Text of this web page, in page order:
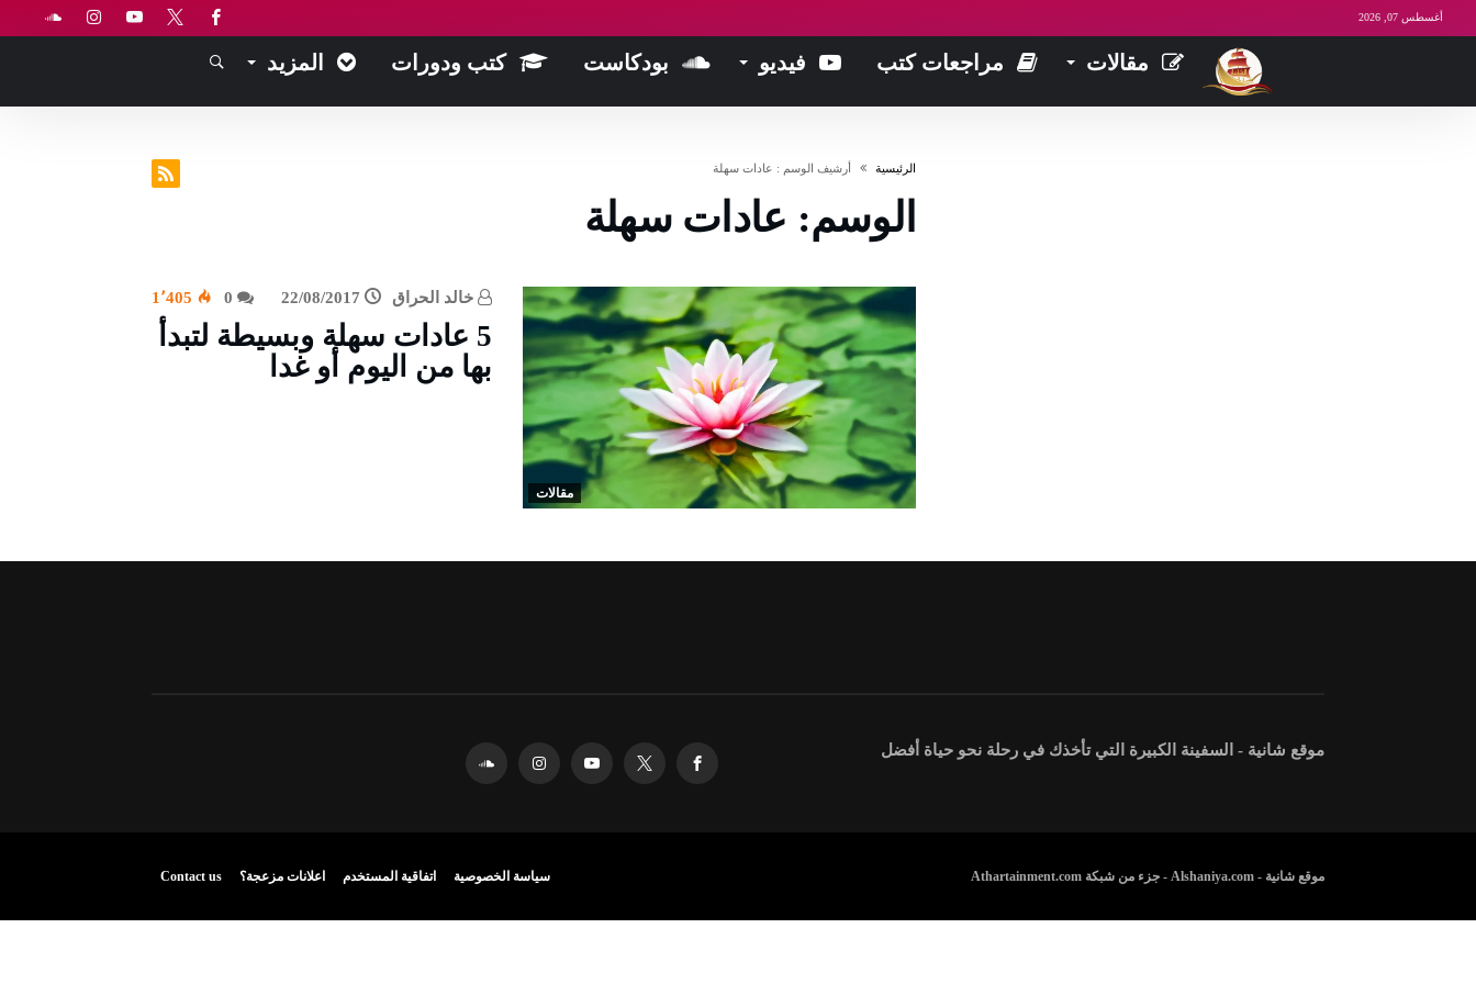
أغسطس 07, 2026
مقالات مراجعات كتب فيديو بودكاست كتب ودورات المزيد
‫الرئيسية‬ ‫أرشيف الوسم :‬ عادات سهلة
الوسم: عادات سهلة
مقالات
خالد الحراق 22/08/2017 1٬405
5 عادات سهلة وبسيطة لتبدأ
بها من اليوم أو غدا
موقع شانية - السفينة الكبيرة التي تأخذك في رحلة نحو حياة أفضل
موقع شانية - Alshaniya.com - جزء من شبكة Athartainment.com سياسة الخصوصية اتفاقية المستخدم اعلانات مزعجة؟ Contact us